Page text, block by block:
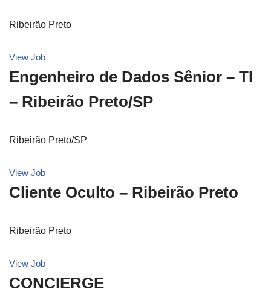
Ribeirão Preto
View Job
Engenheiro de Dados Sênior – TI
– Ribeirão Preto/SP
Ribeirão Preto/SP
View Job
Cliente Oculto – Ribeirão Preto
Ribeirão Preto
View Job
CONCIERGE